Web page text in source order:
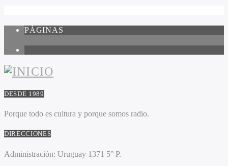
PÁGINAS
DESDE 1989
Porque todo es cultura y porque somos radio.
DIRECCIONES
Administración: Uruguay 1371 5° P.